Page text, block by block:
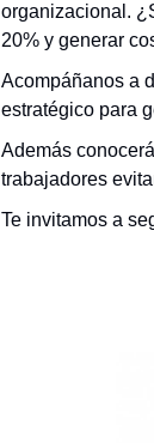
organizacional.
20% y generar
Acompáñanos a
estratégico para
Además
trabajadores
Te invitamos a